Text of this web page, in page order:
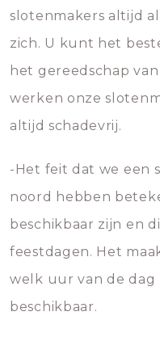
slotenmakers altijd
zich. U kunt het
het gereedschap
werken onze
altijd schadevrij.
-Het feit dat we een
noord hebben
beschikbaar zijn en
feestdagen. Het
welk uur van de dag
beschikbaar.